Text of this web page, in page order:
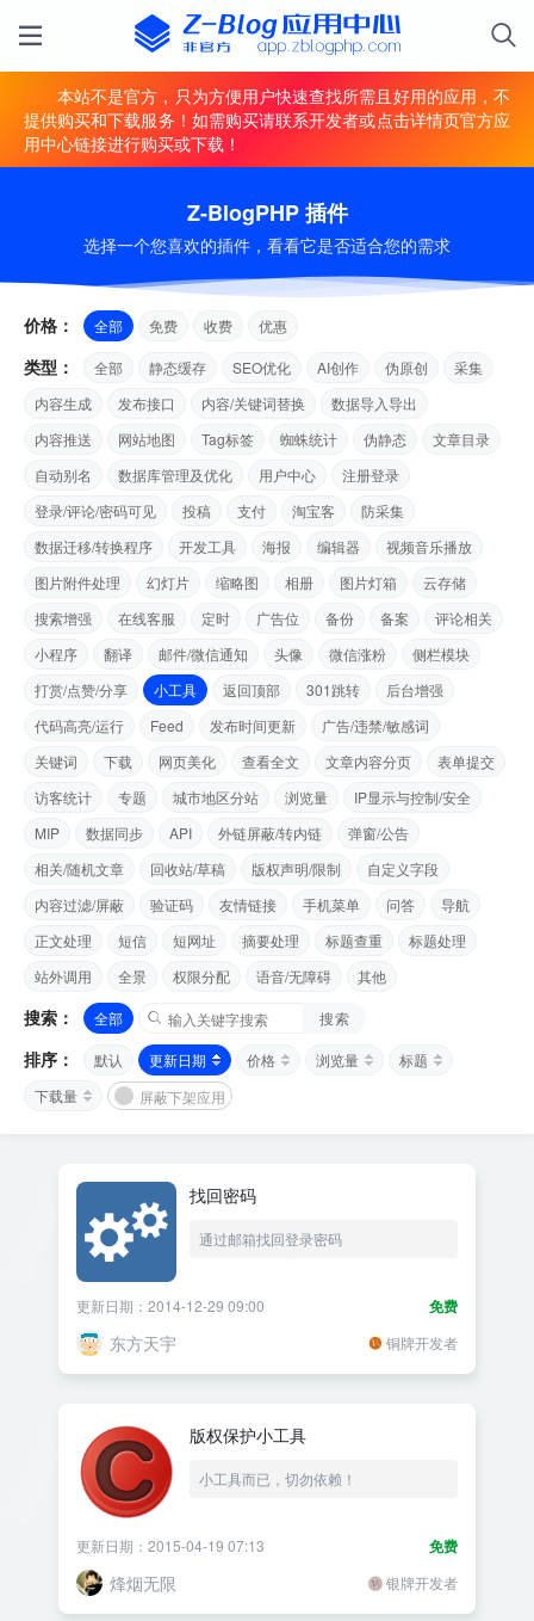
本站不是官方，只为方便用户快速查找所需且好用的应用，不
提供购买和下载服务！如需购买请联系开发者或点击详情页官方应
用中心链接进行购买或下载！
Z-BlogPHP 插件
选择一个您喜欢的插件，看看它是否适合您的需求
价格： 全部 免费 收费 优惠
类型： 全部 静态缓存 SEO优化 AI创作 伪原创
采集
内容生成
发布接口 内容/关键词替换
数据导入导出
内容推送
网站地图 Tag标签 蜘蛛统计 伪静态
文章目录
自动别名
数据库管理及优化 用户中心
注册登录
登录/评论/密码可见
投稿 支付 淘宝客
防采集
数据迁移/转换程序
开发工具 海报 编辑器
视频音乐播放
图片附件处理
幻灯片 缩略图 相册 图片灯箱
云存储
搜索增强
在线客服 定时 广告位 备份 备案
评论相关
小程序
翻译 邮件/微信通知 头像 微信涨粉
侧栏模块
打赏/点赞/分享
小工具 返回顶部 301跳转
后台增强
代码高亮/运行
Feed 发布时间更新
广告/违禁/敏感词
关键词
下载 网页美化 查看全文 文章内容分页
表单提交
访客统计
专题 城市地区分站 浏览量
IP显示与控制/安全
MIP
数据同步 API 外链屏蔽/转内链
弹窗/公告
相关/随机文章
回收站/草稿 版权声明/限制
自定义字段
内容过滤/屏蔽
验证码 友情链接 手机菜单 问答
导航
正文处理
短信 短网址 摘要处理 标题查重
标题处理
站外调用
全景 权限分配 语音/无障碍 其他
搜索： 全部 搜索
排序： 默认 更新日期 价格 浏览量
标题
下载量
屏蔽下架应用
找回密码
通过邮箱找回登录密码
免费
更新日期：2014-12-29 09:00
东方天宇 铜牌开发者
版权保护小工具
小工具而已，切勿依赖！
免费
更新日期：2015-04-19 07:13
烽烟无限 银牌开发者